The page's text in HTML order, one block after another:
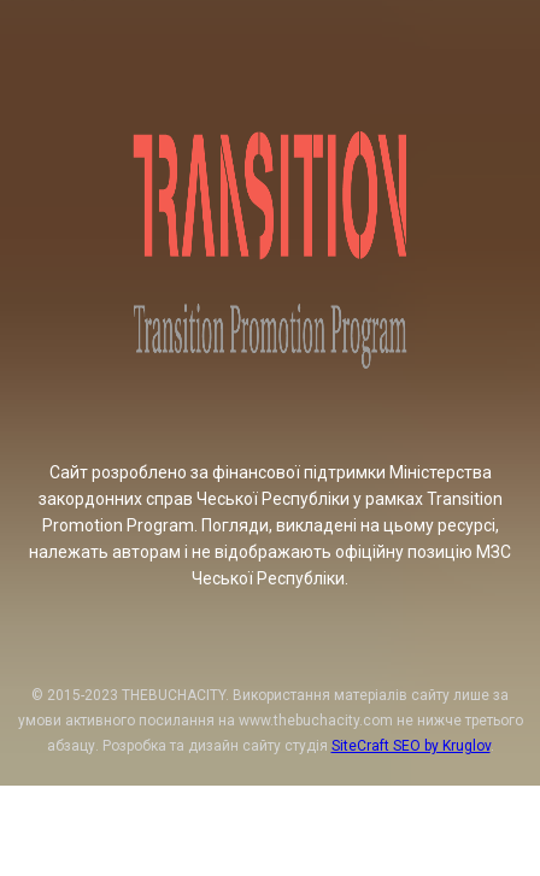
Сайт розроблено за фінансової підтримки Міністерства
закордонних справ Чеської Республіки у рамках Transition
Promotion Program. Погляди, викладені на цьому ресурсі,
належать авторам і не відображають офіційну позицію МЗС
Чеської Республіки.
© 2015-2023 THEBUCHACITY. Використання матеріалів сайту лише за
умови активного посилання на www.thebuchacity.com не нижче третього
абзацу. Розробка та дизайн сайту студія SiteCraft SEO by Kruglov.